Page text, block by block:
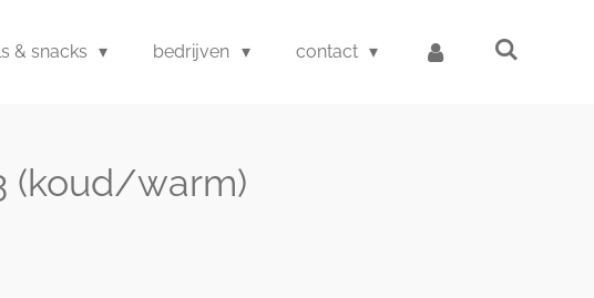
& snacks bedrijven contact
(koud/warm)